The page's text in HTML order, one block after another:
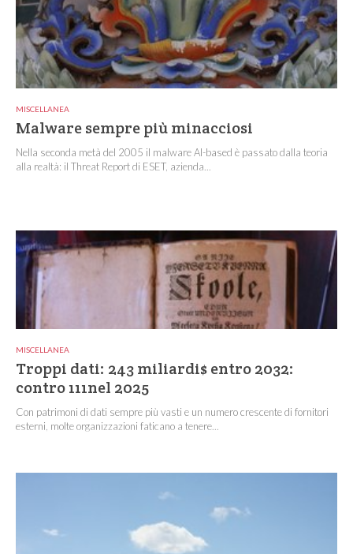
MISCELLANEA
Malware sempre più minacciosi
Nella seconda metà del 2005 il malware AI-based è passato dalla teoria
alla realtà: il Threat Report di ESET, azienda...
MISCELLANEA
Troppi dati: 243 miliardi$ entro 2032:
contro 111nel 2025
Con patrimoni di dati sempre più vasti e un numero crescente di fornitori
esterni, molte organizzazioni faticano a tenere...